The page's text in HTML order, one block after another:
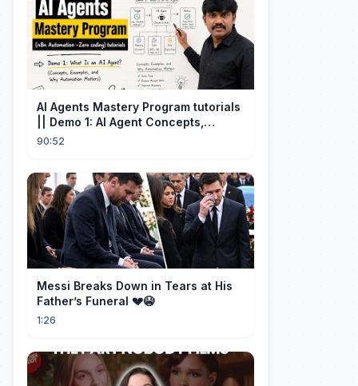
AI Agents Mastery Program tutorials
|| Demo 1: AI Agent Concepts,
Examples & Automation||By
90:52
Messi Breaks Down in Tears at His
Father’s Funeral 💔😭
1:26